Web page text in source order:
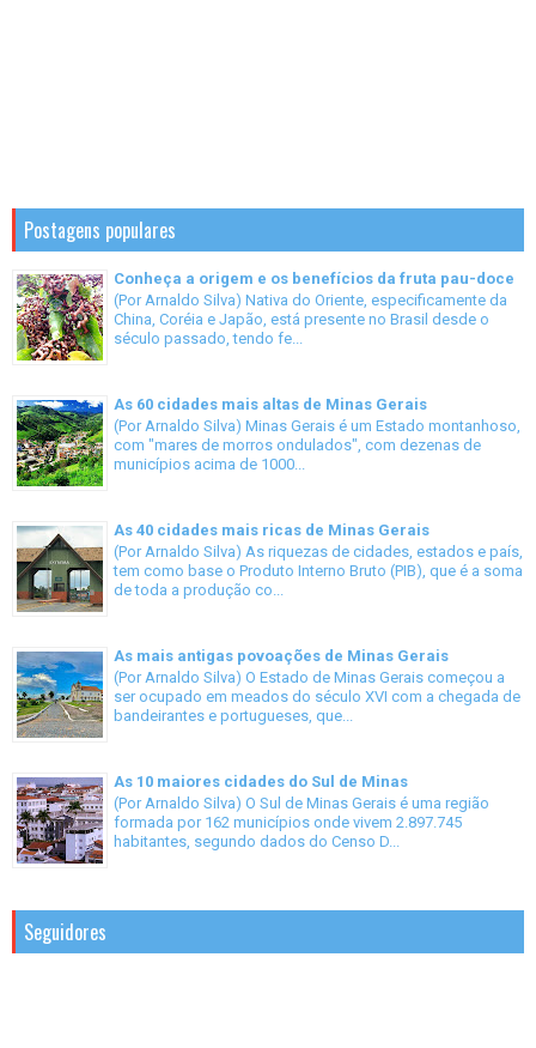
Postagens populares
Conheça a origem e os benefícios da fruta pau-doce
(Por Arnaldo Silva) Nativa do Oriente, especificamente da
China, Coréia e Japão, está presente no Brasil desde o
século passado, tendo fe...
As 60 cidades mais altas de Minas Gerais
(Por Arnaldo Silva) Minas Gerais é um Estado montanhoso,
com "mares de morros ondulados", com dezenas de
municípios acima de 1000...
As 40 cidades mais ricas de Minas Gerais
(Por Arnaldo Silva) As riquezas de cidades, estados e país,
tem como base o Produto Interno Bruto (PIB), que é a soma
de toda a produção co...
As mais antigas povoações de Minas Gerais
(Por Arnaldo Silva) O Estado de Minas Gerais começou a
ser ocupado em meados do século XVI com a chegada de
bandeirantes e portugueses, que...
As 10 maiores cidades do Sul de Minas
(Por Arnaldo Silva) O Sul de Minas Gerais é uma região
formada por 162 municípios onde vivem 2.897.745
habitantes, segundo dados do Censo D...
Seguidores